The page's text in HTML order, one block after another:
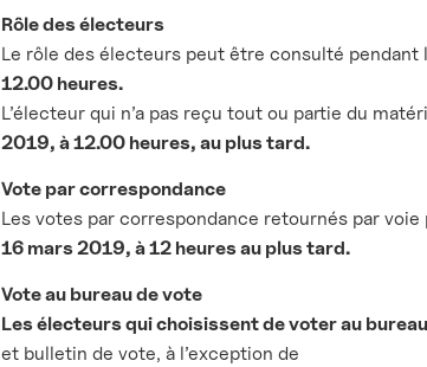
Rôle des électeurs
Le rôle des électeurs peut être consulté
12.00 heures.
L’électeur qui n’a pas reçu tout ou partie du
2019, à 12.00 heures, au plus tard.
Vote par correspondance
Les votes par correspondance retournés par
16 mars 2019, à 12 heures au plus tard.
Vote au bureau de vote
Les électeurs qui choisissent de voter au
et bulletin de vote, à l’exception de